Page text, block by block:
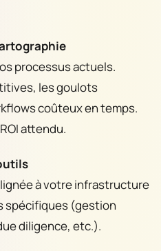
processus actuels.
les goulots
coûteux en temps.
attendu.
à votre infrastructure
spécifiques (gestion
diligence, etc.).